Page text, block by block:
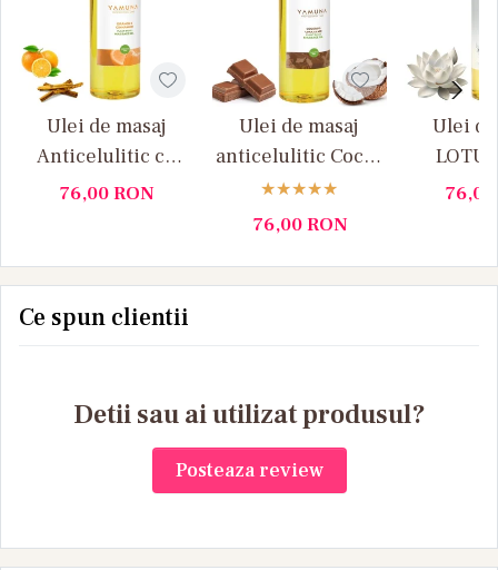
Ulei de masaj
Anticelulitic cu
Portocale si
76,00RON
Ulei de masaj
anticelulitic Cocos
si Ciocolata
Yamuna 1L
76,00RON
Ulei
76,00
Ce spun clientii
Detii sau ai utilizat produsul?
Posteaza review